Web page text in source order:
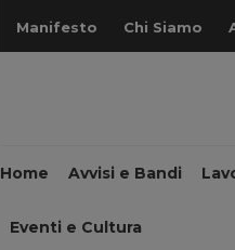
Manifesto Chi Siamo
Home Avvisi e Bandi
Eventi e Cultura